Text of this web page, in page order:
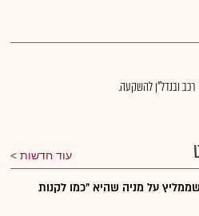
ובנדל"ן להשקעה.
עוד חדשות
על מניה שהיא "כמו לקנות